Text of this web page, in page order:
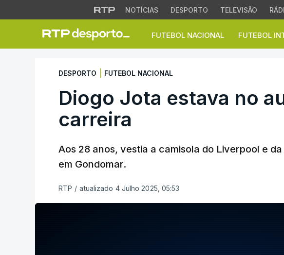
NOTÍCIAS DESPORTO TELEVISÃO
FUTEBOL NACIONAL FUTEBOL
Diogo Jota estava no
DESPORTO FUTEBOL NACIONAL
Diogo Jota estava no
carreira
Aos 28 anos, vestia a camisola do Liverpool e
em Gondomar.
RTP / atualizado 4 Julho 2025, 05:53